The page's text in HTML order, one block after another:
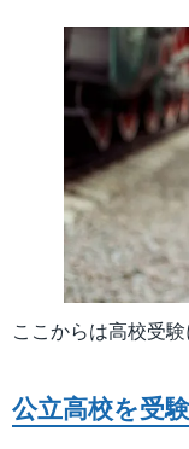
ここからは高校受
公立高校を受